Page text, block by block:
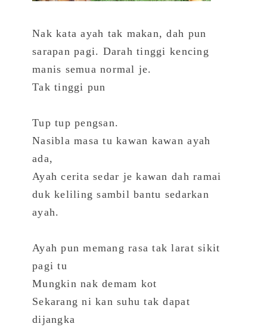
Nak kata ayah tak makan, dah pun
sarapan pagi. Darah tinggi kencing
manis semua normal je.
Tak tinggi pun
Tup tup pengsan.
Nasibla masa tu kawan kawan ayah
ada,
Ayah cerita sedar je kawan dah ramai
duk keliling sambil bantu sedarkan
ayah.
Ayah pun memang rasa tak larat sikit
pagi tu
Mungkin nak demam kot
Sekarang ni kan suhu tak dapat
dijangka